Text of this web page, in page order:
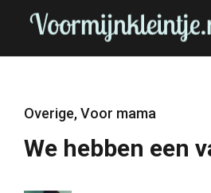
Overige,Voor mama
We hebben een